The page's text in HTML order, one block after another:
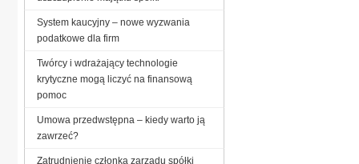
System kaucyjny – nowe wyzwania
podatkowe dla firm
Twórcy i wdrażający technologie
krytyczne mogą liczyć na finansową
pomoc
Umowa przedwstępna – kiedy warto ją
zawrzeć?
Zatrudnienie członka zarządu spółki